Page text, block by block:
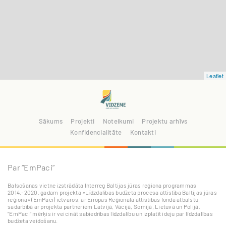
Leaflet
Sākums Projekti Noteikumi
Projektu arhīvs
Konfidencialitāte
Kontakti
Par “EmPaci”
Balsošanas vietne izstrādāta Interreg Baltijas jūras reģiona programmas
2014.-2020. gadam projekta «Līdzdalības budžeta procesa attīstība Baltijas jūras
reģionā» (EmPaci) ietvaros, ar Eiropas Reģionālā attīstības fonda atbalstu,
sadarbībā ar projekta partneriem Latvijā, Vācijā, Somijā, Lietuvā un Polijā.
“EmPaci” mērķis ir veicināt sabiedrības līdzdalību un izplatīt ideju par līdzdalības
budžeta veidošanu.